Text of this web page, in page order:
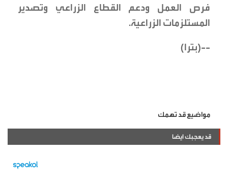
فرص العمل ودعم القطاع الزراعي وتصدير
المستلزمات الزراعية.
--(بترا)
مواضيع قد تهمك
قد يعجبك ايضا